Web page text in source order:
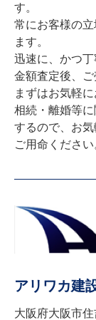
す。
常にお客様の
ます。
迅速に、かつ丁
金額査定後、ご
まずはお気軽
相続・離婚等
するので、お気
ご用命ください
アリワカ建
大阪府大阪市住